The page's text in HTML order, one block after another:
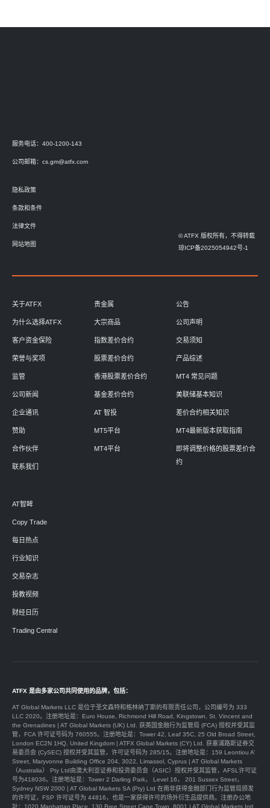
服务电话：400-1200-143
公司邮箱： cs.gm@atfx.com
隐私政策
条款和条件
法律文件
网站地图
© ATFX 版权所有，不得转载
琼ICP备2025054942号-1
关于ATFX
为什么选择ATFX
客户资金保险
荣誉与奖项
监管
公司新闻
企业通讯
赞助
合作伙伴
联系我们
贵金属
大宗商品
指数差价合约
股票差价合约
香港股票差价合约
基金差价合约
AT 智投
MT5平台
MT4平台
公告
公司声明
交易须知
产品综述
MT4 常见问题
美联储基本知识
差价合约相关知识
MT4最新版本获取指南
即将调整价格的股票差价合
约
AT智眸
Copy Trade
每日热点
行业知识
交易杂志
投教视频
财经日历
Trading Central
ATFX 是由多家公司共同使用的品牌，包括：
AT Global Markets LLC 是位于圣文森特和格林纳丁斯的有限责任公司，公司编号为 333
LLC 2020。注册地址是：Euro House, Richmond Hill Road, Kingstown, St. Vincent and
the Grenadines | AT Global Markets (UK) Ltd. 获英国金融行为监管局 (FCA) 授权并受其监
管，FCA 许可证号码为 760555。注册地址是：Tower 42, Leaf 35C, 25 Old Broad Street,
London EC2N 1HQ, United Kingdom | ATFX Global Markets (CY) Ltd. 获塞浦路斯证券交
易委员会 (CySEC) 授权并受其监管，许可证号码为 285/15。注册地址是：159 Leontiou A’
Street, Maryvonne Building Office 204, 3022, Limassol, Cyprus | AT Global Markets
（Australia） Pty Ltd由澳大利亚证券和投资委员会（ASIC）授权并受其监管，AFSL许可证
号为418036。注册地址是：Tower 2 Darling Park， Level 16， 201 Sussex Street，
Sydney NSW 2000 | AT Global Markets SA (Pty) Ltd 在南非获得金融部门行为监管局颁发
的许可证，FSP 许可证号为 44816，也是一家获得许可的场外衍生品提供商。注册办公地
址：1020 Manhattan Place, 130 Bree Street Cape Town, 8001 | AT Global Markets Intl.